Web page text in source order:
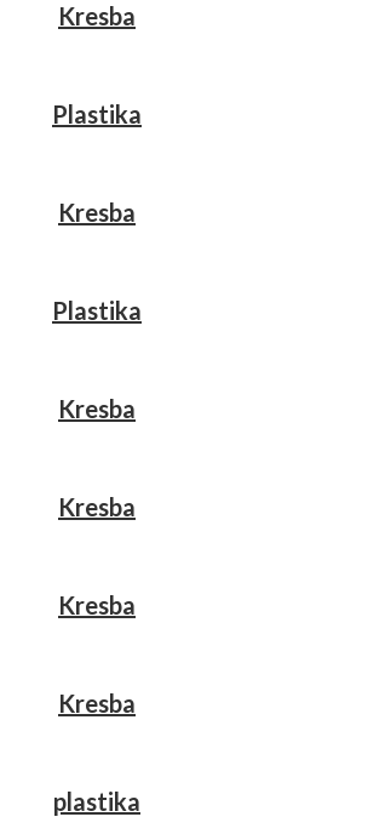
Kresba
Plastika
Kresba
Plastika
Kresba
Kresba
Kresba
Kresba
plastika